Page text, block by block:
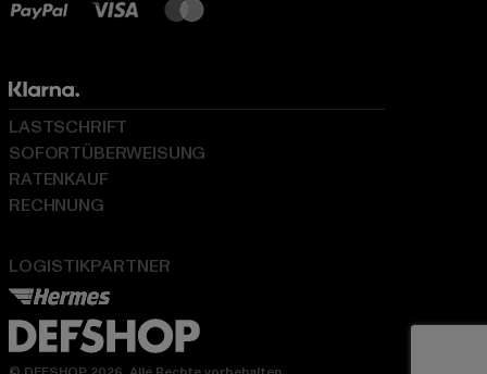
LOGISTIKPARTNER
LASTSCHRIFT
SOFORTÜBERWEISUNG
RATENKAUF
RECHNUNG